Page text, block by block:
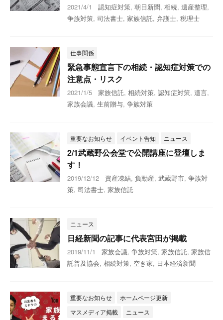
2021/4/1 認知症対策, 朝日新聞, 相続, 遺産整理,
争族対策, 司法書士, 家族信託, 弁護士, 税理士
仕事関係
緊急事態宣言下の相続・認知症対策での
注意点・リスク
2021/1/5 家族信託, 相続対策, 認知症対策, 遺言,
家族会議, 生前贈与, 争族対策
重要なお知らせ イベント告知 ニュース
2/1武蔵野公会堂で公開講座に登壇しま
す！
2019/12/12 資産凍結, 負動産, 武蔵野市, 争族対
策, 司法書士, 家族信託
ニュース
日経新聞の記事に代表宮田が掲載
2019/11/1 家族会議, 争族対策, 家族信託, 家族信
託普及協会, 相続対策, 空き家, 日本経済新聞
重要なお知らせ
ホームページ更新
マスメディア掲載
ニュース